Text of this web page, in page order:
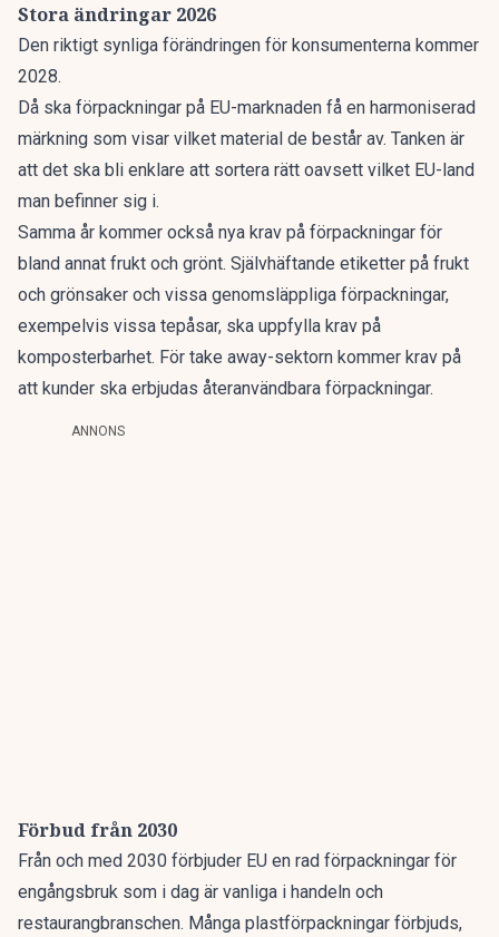
Stora ändringar 2026
Den riktigt synliga förändringen för konsumenterna kommer
2028.
Då ska förpackningar på EU-marknaden få en harmoniserad
märkning som visar vilket material de består av. Tanken är
att det ska bli enklare att sortera rätt oavsett vilket EU-land
man befinner sig i.
Samma år kommer också nya krav på förpackningar för
bland annat frukt och grönt. Självhäftande etiketter på frukt
och grönsaker och vissa genomsläppliga förpackningar,
exempelvis vissa tepåsar, ska uppfylla krav på
komposterbarhet. För take away-sektorn kommer krav på
att kunder ska erbjudas återanvändbara förpackningar.
ANNONS
Förbud från 2030
Från och med 2030 förbjuder EU en rad förpackningar för
engångsbruk som i dag är vanliga i handeln och
restaurangbranschen. Många plastförpackningar förbjuds,